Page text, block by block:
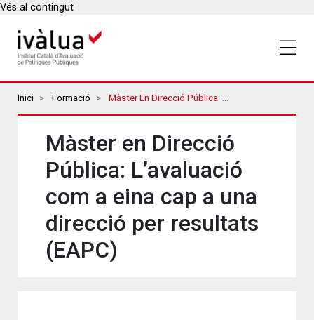
Vés al contingut
Breadcrumbs
Inici Formació Màster En Direcció Pública: L’avaluació Com A Eina Cap A Una Direcció Per Resultats (EAPC)
Màster en Direcció
Pública: L’avaluació
com a eina cap a una
direcció per resultats
(EAPC)